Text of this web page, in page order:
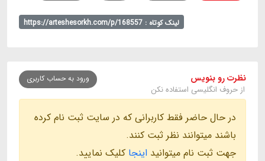
لینک کوتاه : https://arteshesorkh.com/p/168557
نظرت رو بنویس
از حروف انگلیسی استفاده نکن
ورود به حساب کاربری
در حال حاضر فقط کاربرانی که در سایت ثبت نام کرده
باشند میتوانند نظر ثبت کنند.
جهت ثبت نام میتوانید اینجا کلیک نمایید.